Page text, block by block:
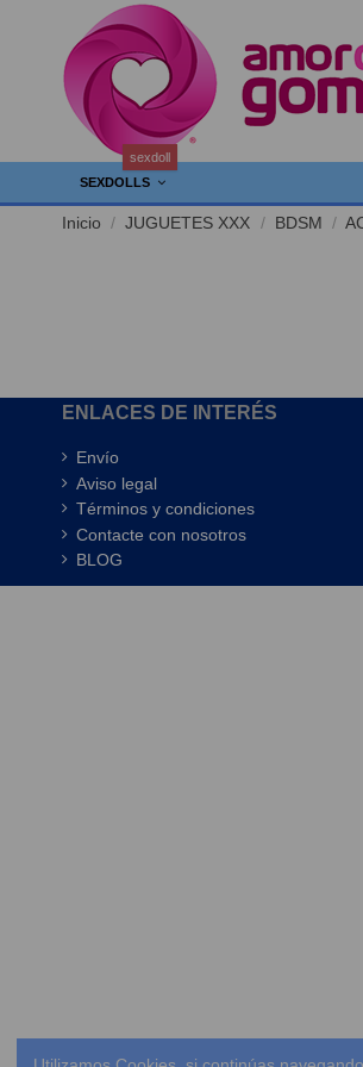
SEXDOLLS
sexdoll
Inicio JUGUETES XXX BDSM
ENLACES DE INTERÉS
Envío
Aviso legal
Términos y condiciones
Contacte con nosotros
BLOG